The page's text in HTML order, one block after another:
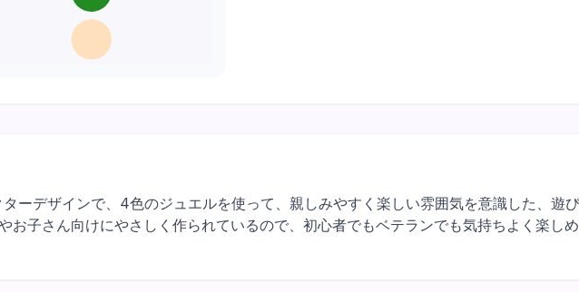
ーデザインで、4色のジュエルを使って、親しみやすく楽しい雰囲気を意識した、遊
お子さん向けにやさしく作られているので、初心者でもベテランでも気持ちよく楽し